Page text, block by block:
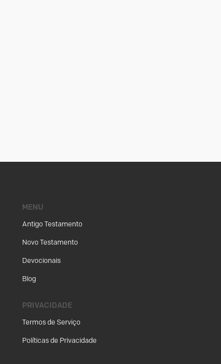
MENU
Antigo Testamento
Novo Testamento
Devocionais
Blog
PRIVACIDADE
Termos de Serviço
Políticas de Privacidade